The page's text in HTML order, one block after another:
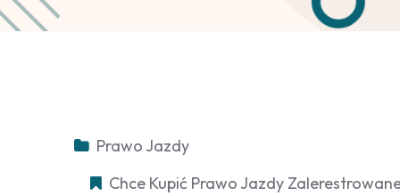
Prawo Jazdy
Chce Kupić Prawo Jazdy